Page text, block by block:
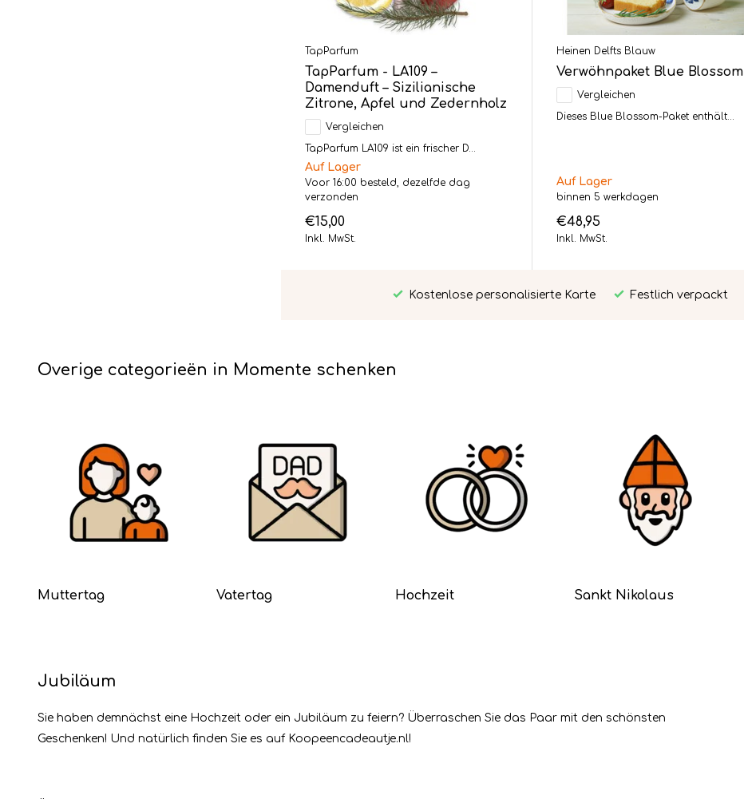
TapParfum
TapParfum - LA109 –
Damenduft – Sizilianische
Zitrone, Apfel und Zedernholz
Vergleichen
TapParfum LA109 ist ein frischer D...
Auf Lager
Voor 16:00 besteld, dezelfde dag
verzonden
€15,00
Inkl. MwSt.
Heinen Delfts Blauw
Verwöhnpaket Blue Blossom
Vergleichen
Dieses Blue Blossom-Paket enthält...
Auf Lager
binnen 5 werkdagen
€48,95
Inkl. MwSt.
Kostenlose personalisierte Karte Festlich verpackt
Overige categorieën in Momente schenken
Muttertag Vatertag Hochzeit Sankt Nikolaus
Jubiläum
Sie haben demnächst eine Hochzeit oder ein Jubiläum zu feiern? Überraschen Sie das Paar mit den schönsten
Geschenken! Und natürlich finden Sie es auf Koopeencadeautje.nl!